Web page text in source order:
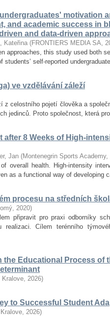
motivation
and academic success in
and data-driven
Kateřina (FRONTIERS MEDIA SA,
approaches, this study used both
self-reported
ve vzdělávání záleží
z celostního pojetí člověka a
jedinců. Proto společnost, která
after 8 Weeks of High-
Jan (Montenegrin Sports Academy,
overall health. High-intensity
as a functional way of developing
procesu na středních
, 2020)
připravit pro praxi odborníky
Cílem terénního
the Educational Process of
Kralove, 2026)
to Successful Student
, 2026)